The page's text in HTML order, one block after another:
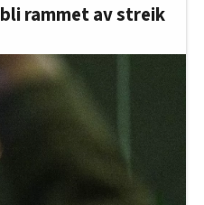
rammet av streik